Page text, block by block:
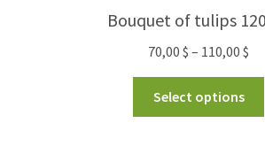
Bouquet of tulips
70,00 $ – 110,00 $
Select options